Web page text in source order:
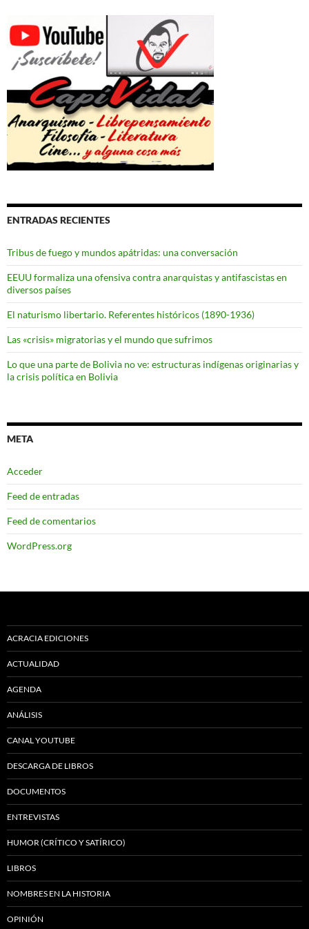
ENTRADAS RECIENTES
Tribus de fuego y mundos apátridas: una conversación
EEUU formaliza una ofensiva contra anarquistas y antifascistas en
diversos países
El naturismo libertario. Referentes históricos (1890-1936)
Las «crisis» migratorias y el mundo que sufrimos
Lo que una parte de Bolivia no ve: estructuras indígenas originarias y
la crisis política en Bolivia
META
Acceder
Feed de entradas
Feed de comentarios
WordPress.org
ACRACIA EDICIONES
ACTUALIDAD
AGENDA
ANÁLISIS
CANAL YOUTUBE
DESCARGA DE LIBROS
DOCUMENTOS
ENTREVISTAS
HUMOR (CRÍTICO Y SATÍRICO)
LIBROS
NOMBRES EN LA HISTORIA
OPINIÓN